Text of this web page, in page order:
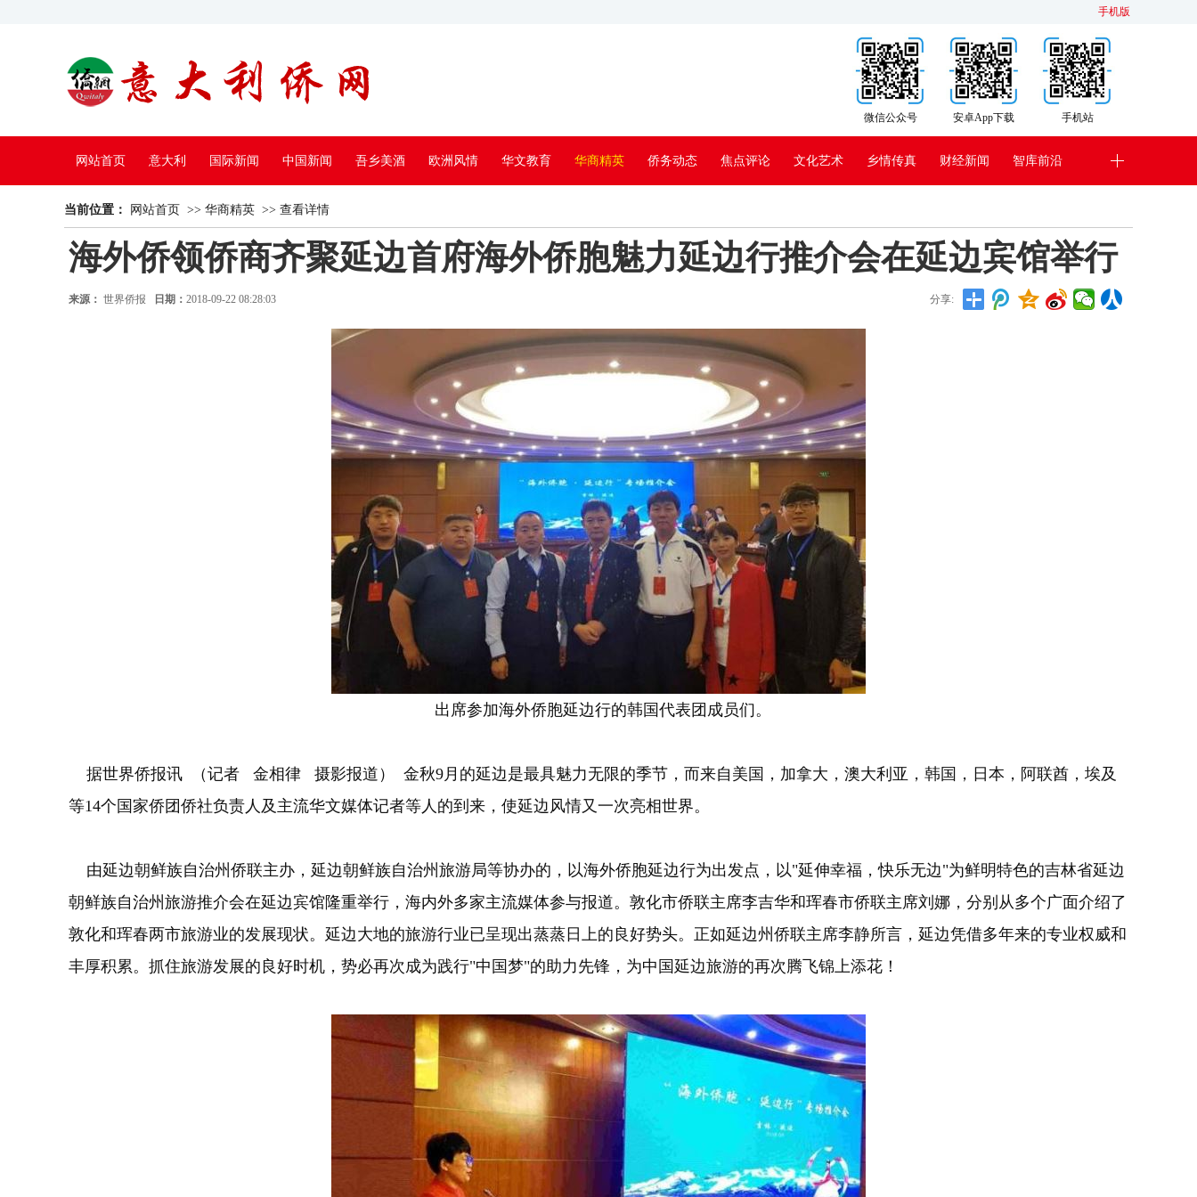
手机版
手机站
安卓App下载
微信公众号
网站首页 意大利 国际新闻 中国新闻 吾乡美酒 欧洲风情 华文教育 华商精英 侨务动态 焦点评论 文化艺术 乡情传真 财经新闻 智库前沿
中国电视
当前位置： 网站首页 >> 华商精英 >> 查看详情
海外侨领侨商齐聚延边首府海外侨胞魅力延边行推介会在延边宾馆举行
来源： 世界侨报 日期： 2018-09-22 08:28:03 分享:
出席参加海外侨胞延边行的韩国代表团成员们。
据世界侨报讯 （记者 金相律 摄影报道） 金秋9月的延边是最具魅力无限的季节，而来自美国，加拿大，澳大利亚，韩国，日本，阿联酋，埃及
等14个国家侨团侨社负责人及主流华文媒体记者等人的到来，使延边风情又一次亮相世界。
由延边朝鲜族自治州侨联主办，延边朝鲜族自治州旅游局等协办的，以海外侨胞延边行为出发点，以"延伸幸福，快乐无边"为鲜明特色的吉林省延边
朝鲜族自治州旅游推介会在延边宾馆隆重举行，海内外多家主流媒体参与报道。敦化市侨联主席李吉华和珲春市侨联主席刘娜，分别从多个广面介绍了
敦化和珲春两市旅游业的发展现状。延边大地的旅游行业已呈现出蒸蒸日上的良好势头。正如延边州侨联主席李静所言，延边凭借多年来的专业权威和
丰厚积累。抓住旅游发展的良好时机，势必再次成为践行"中国梦"的助力先锋，为中国延边旅游的再次腾飞锦上添花！